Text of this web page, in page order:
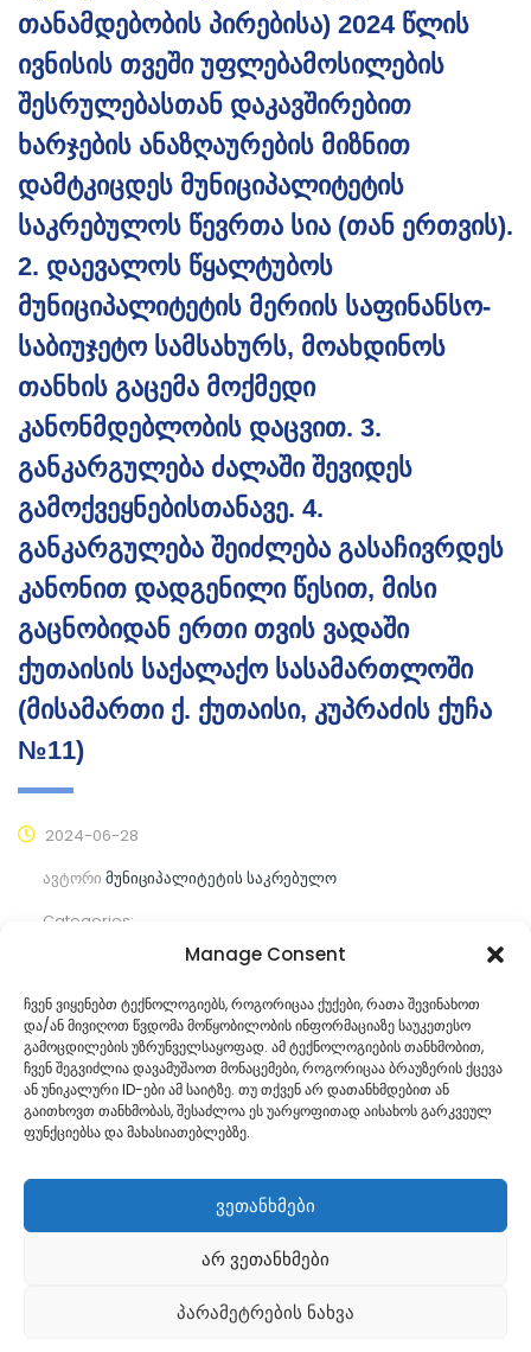
Manage Consent
ჩვენ ვიყენებთ ტექნოლოგიებს, როგორიცაა ქუქები, რათა შევინახოთ
და/ან მივიღოთ წვდომა მოწყობილობის ინფორმაციაზე საუკეთესო
გამოცდილების უზრუნველსაყოფად. ამ ტექნოლოგიების თანხმობით,
ჩვენ შეგვიძლია დავამუშაოთ მონაცემები, როგორიცაა ბრაუზერის ქცევა
ან უნიკალური ID-ები ამ საიტზე. თუ თქვენ არ დათანხმდებით ან
გაითხოვთ თანხმობას, შესაძლოა ეს უარყოფითად აისახოს გარკვეულ
ფუნქციებსა და მახასიათებლებზე.
ვეთანხმები
არ ვეთანხმები
პარამეტრების ნახვა
თანამდებობის პირებისა) 2024 წლის
ივნისის თვეში უფლებამოსილების
შესრულებასთან დაკავშირებით
ხარჯების ანაზღაურების მიზნით
დამტკიცდეს მუნიციპალიტეტის
საკრებულოს წევრთა სია (თან ერთვის).
2. დაევალოს წყალტუბოს
მუნიციპალიტეტის მერიის საფინანსო-
საბიუჯეტო სამსახურს, მოახდინოს
თანხის გაცემა მოქმედი
კანონმდებლობის დაცვით. 3.
განკარგულება ძალაში შევიდეს
გამოქვეყნებისთანავე. 4.
განკარგულება შეიძლება გასაჩივრდეს
კანონით დადგენილი წესით, მისი
გაცნობიდან ერთი თვის ვადაში
ქუთაისის საქალაქო სასამართლოში
(მისამართი ქ. ქუთაისი, კუპრაძის ქუჩა
№11)
2024-06-28
ავტორი მუნიციპალიტეტის საკრებულო
Categories:
კომენტარები ჯერ არ არის
ᲒᲐᲜᲐᲒᲠᲫᲔ ᲙᲘᲗᲮᲕᲐ
Georgian